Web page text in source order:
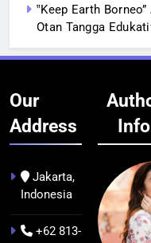
‟Keep Earth
Otan Tangga
Our
Address
Jakarta,
Indonesia
+62 813-
Info
BERITA
BUDAYA
Pontianak
dalam Peta
BERITA
NEWS
Budaya